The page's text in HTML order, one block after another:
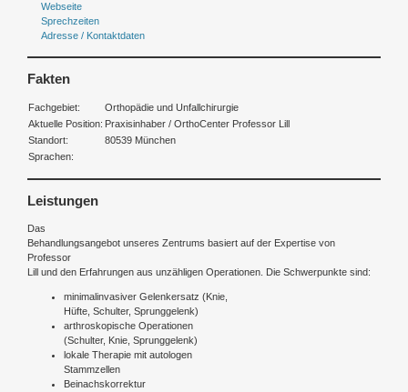
Webseite
Sprechzeiten
Adresse / Kontaktdaten
Fakten
Fachgebiet:
Orthopädie und Unfallchirurgie
Aktuelle Position: Praxisinhaber / OrthoCenter Professor Lill
Standort:
80539 München
Sprachen:
Leistungen
Das
Behandlungsangebot unseres Zentrums basiert auf der Expertise von
Professor
Lill und den Erfahrungen aus unzähligen Operationen. Die Schwerpunkte sind:
minimalinvasiver Gelenkersatz (Knie,
Hüfte, Schulter, Sprunggelenk)
arthroskopische Operationen
(Schulter, Knie, Sprunggelenk)
lokale Therapie mit autologen
Stammzellen
Beinachskorrektur